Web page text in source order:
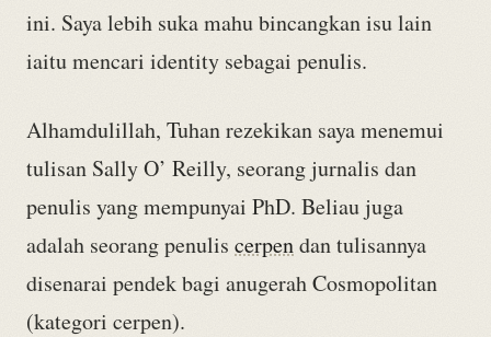
ini. Saya lebih suka mahu bincangkan isu lain
iaitu mencari identity sebagai penulis.
Alhamdulillah, Tuhan rezekikan saya menemui
tulisan Sally O’ Reilly, seorang jurnalis dan
penulis yang mempunyai PhD. Beliau juga
adalah seorang penulis cerpendan tulisannya
disenarai pendek bagi anugerah Cosmopolitan
(kategori cerpen).